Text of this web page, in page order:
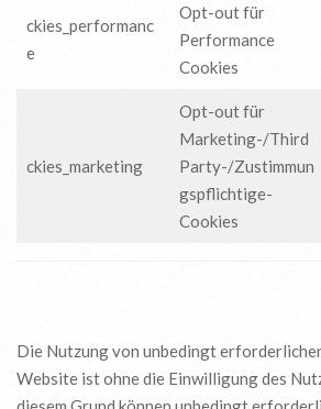
ckies_performanc
e
Opt-out für
Performance
Cookies
ckies_marketing
Opt-out für
Marketing-/Third
Party-/Zustimmun
gspflichtige-
Cookies
Die Nutzung von unbedingt
Website ist ohne die Einwilligung des